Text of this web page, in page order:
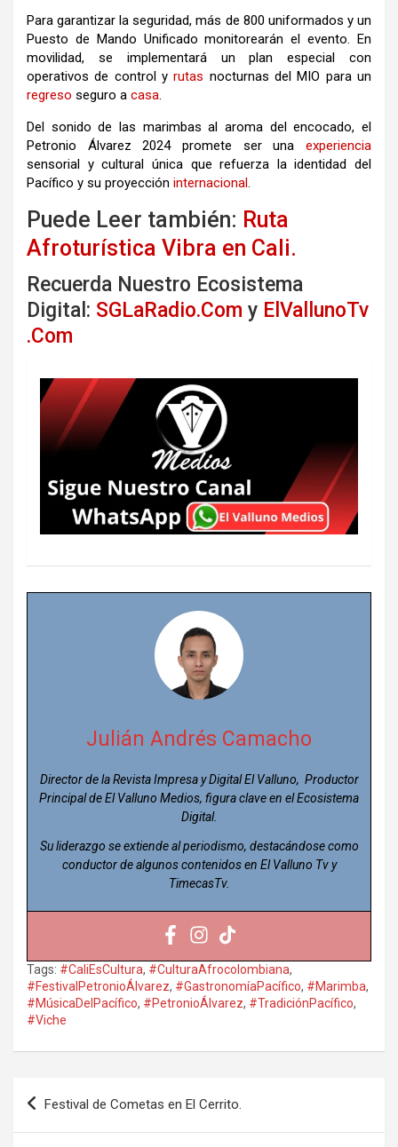
Para garantizar la seguridad, más de 800 uniformados y un
Puesto de Mando Unificado monitorearán el evento. En
movilidad, se implementará un plan especial con
operativos de control yrutas nocturnas del MIO para un
regreso seguro a casa.
Del sonido de las marimbas al aroma del encocado, el
Petronio Álvarez 2024 promete ser una experiencia
sensorial y cultural única que refuerza la identidad del
Pacífico y su proyección internacional.
Puede Leer también: Ruta
Afroturística Vibra en Cali.
Recuerda Nuestro Ecosistema
Digital: SGLaRadio.Com y ElVallunoTv
.Com
Julián Andrés Camacho
Director de la Revista Impresa y Digital El Valluno, Productor
Principal de El Valluno Medios, figura clave en el Ecosistema
Digital.
Su liderazgo se extiende al periodismo, destacándose como
conductor de algunos contenidos en El Valluno Tv y
TimecasTv.
Tags: #CaliEsCultura, #CulturaAfrocolombiana,
#FestivalPetronioÁlvarez, #GastronomíaPacífico, #Marimba,
#MúsicaDelPacífico, #PetronioÁlvarez, #TradiciónPacífico,
#Viche
Navegación
Festival de Cometas en El Cerrito.